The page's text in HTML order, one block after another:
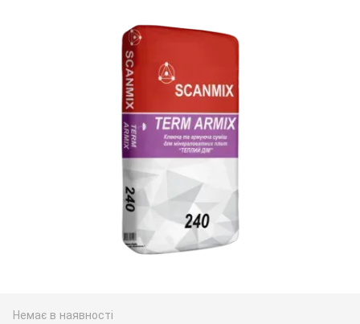
Немає в наявності